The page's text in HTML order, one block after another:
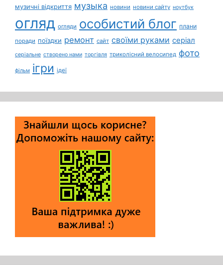
музичні відкриття музыка новини новини сайту ноутбук
огляд огляди особистий блог плани
поради поїздки ремонт сайт своїми руками серіал
серіальне створено нами торгівля триколісний велосипед фото
фільм ігри ідеї